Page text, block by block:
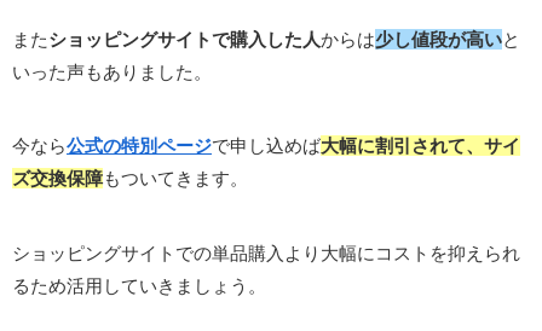
またショッピングサイトで購入した人からは少し値段が高いと
いった声もありました。
今なら公式の特別ページで申し込めば大幅に割引されて、サイ
ズ交換保障もついてきます。
ショッピングサイトでの単品購入より大幅にコストを抑えられ
るため活用していきましょう。